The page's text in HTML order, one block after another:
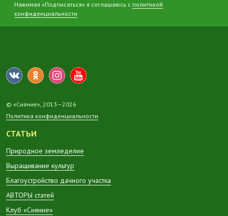
Нажимая «Подписаться» я соглашаюсь с политикой
конфиденциальности
© «Сияние», 2013—2026
Политика конфиденциальности
СТАТЬИ
Природное земледелие
Выращивание культур
Благоустройство дачного участка
АВТОРЫ статей
Клуб «Сияние»